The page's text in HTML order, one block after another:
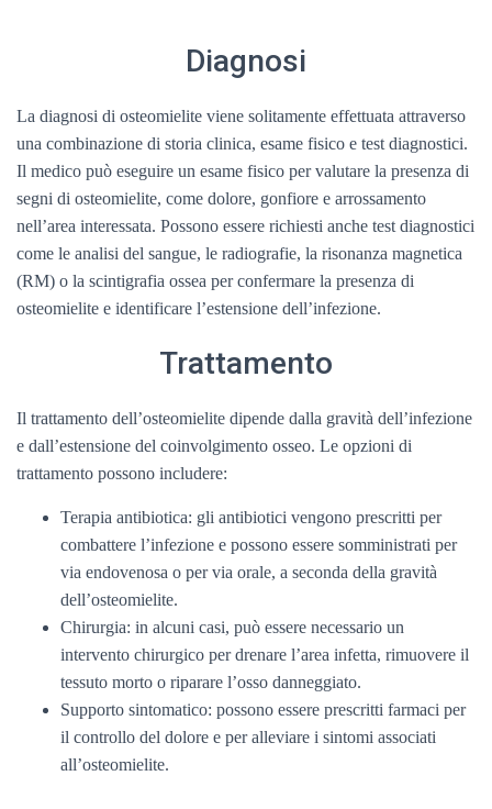
Diagnosi
La diagnosi di osteomielite viene solitamente effettuata attraverso
una combinazione di storia clinica, esame fisico e test diagnostici.
Il medico può eseguire un esame fisico per valutare la presenza di
segni di osteomielite, come dolore, gonfiore e arrossamento
nell’area interessata. Possono essere richiesti anche test diagnostici
come le analisi del sangue, le radiografie, la risonanza magnetica
(RM) o la scintigrafia ossea per confermare la presenza di
osteomielite e identificare l’estensione dell’infezione.
Trattamento
Il trattamento dell’osteomielite dipende dalla gravità dell’infezione
e dall’estensione del coinvolgimento osseo. Le opzioni di
trattamento possono includere:
Terapia antibiotica: gli antibiotici vengono prescritti per
combattere l’infezione e possono essere somministrati per
via endovenosa o per via orale, a seconda della gravità
dell’osteomielite.
Chirurgia: in alcuni casi, può essere necessario un
intervento chirurgico per drenare l’area infetta, rimuovere il
tessuto morto o riparare l’osso danneggiato.
Supporto sintomatico: possono essere prescritti farmaci per
il controllo del dolore e per alleviare i sintomi associati
all’osteomielite.